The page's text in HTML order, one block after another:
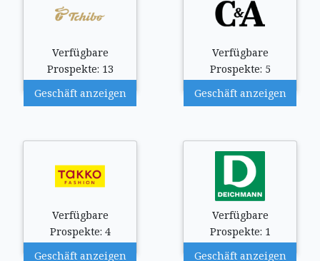
Verfügbare
Prospekte: 13
Geschäft anzeigen
Verfügbare
Prospekte: 5
Geschäft anzeigen
Verfügbare
Prospekte: 4
Geschäft anzeigen
Verfügbare
Prospekte: 1
Geschäft anzeigen